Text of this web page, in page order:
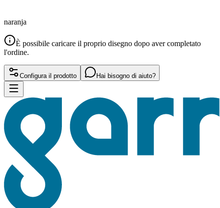
naranja
È possibile caricare il proprio disegno dopo aver completato
l'ordine.
Configura il prodotto Hai bisogno di aiuto?